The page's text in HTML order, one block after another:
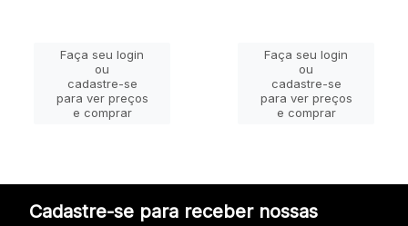
Faça seu login
ou
cadastre-se
para ver preços
e comprar
Faça seu login
ou
cadastre-se
para ver preços
e comprar
Cadastre-se para receber nossas